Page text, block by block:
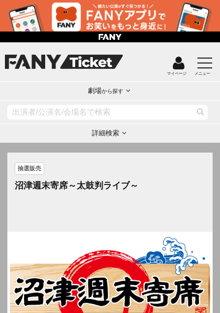
マイページ メニュー
劇場から探す
詳細検索
抽選販売
沼津週末寄席～太鼓判ライブ～